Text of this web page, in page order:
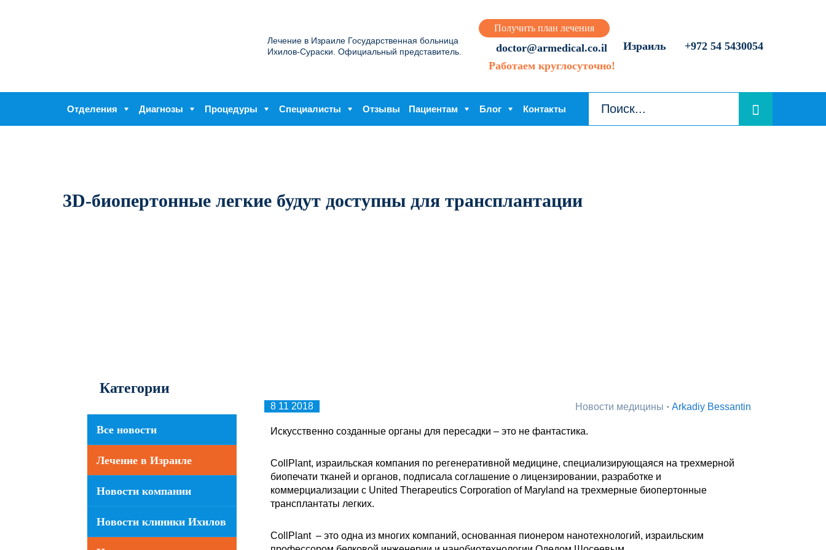
Лечение в Израиле Государственная больница
Ихилов-Сураски. Официальный представитель.
Получить план лечения
doctor@armedical.co.il
Работаем круглосуточно!
Израиль +972 54 5430054
Отделения Диагнозы Процедуры Специалисты Отзывы Пациентам Блог Контакты
3D-биопертонные легкие будут доступны для трансплантации
Категории
Все новости
Лечение в Израиле
Новости компании
Новости клиники Ихилов
8 11 2018 Новости медицины · Arkadiy Bessantin
Искусственно созданные органы для пересадки – это не фантастика.
CollPlant, израильская компания по регенеративной медицине, специализирующаяся на трехмерной
биопечати тканей и органов, подписала соглашение о лицензировании, разработке и
коммерциализации с United Therapeutics Corporation of Maryland на трехмерные биопертонные
трансплантаты легких.
CollPlant – это одна из многих компаний, основанная пионером нанотехнологий, израильским